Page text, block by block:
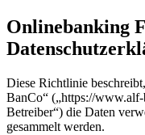
Onlinebanking
Diese Richtlinie
BanCo“ („https://
Betreiber“) die Daten
gesammelt werden.